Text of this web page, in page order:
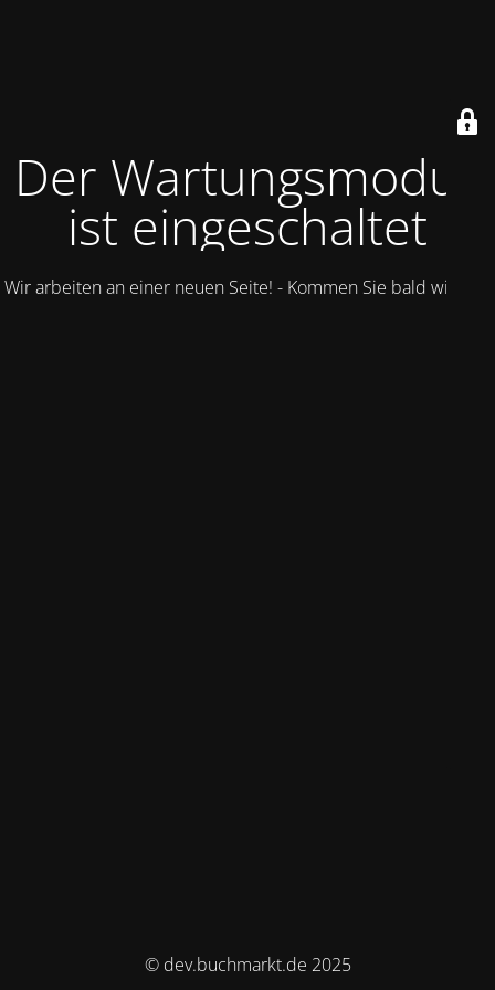
Der Wartungsmodus
ist eingeschaltet
Wir arbeiten an einer neuen Seite! - Kommen Sie bald wieder.
© dev.buchmarkt.de 2025